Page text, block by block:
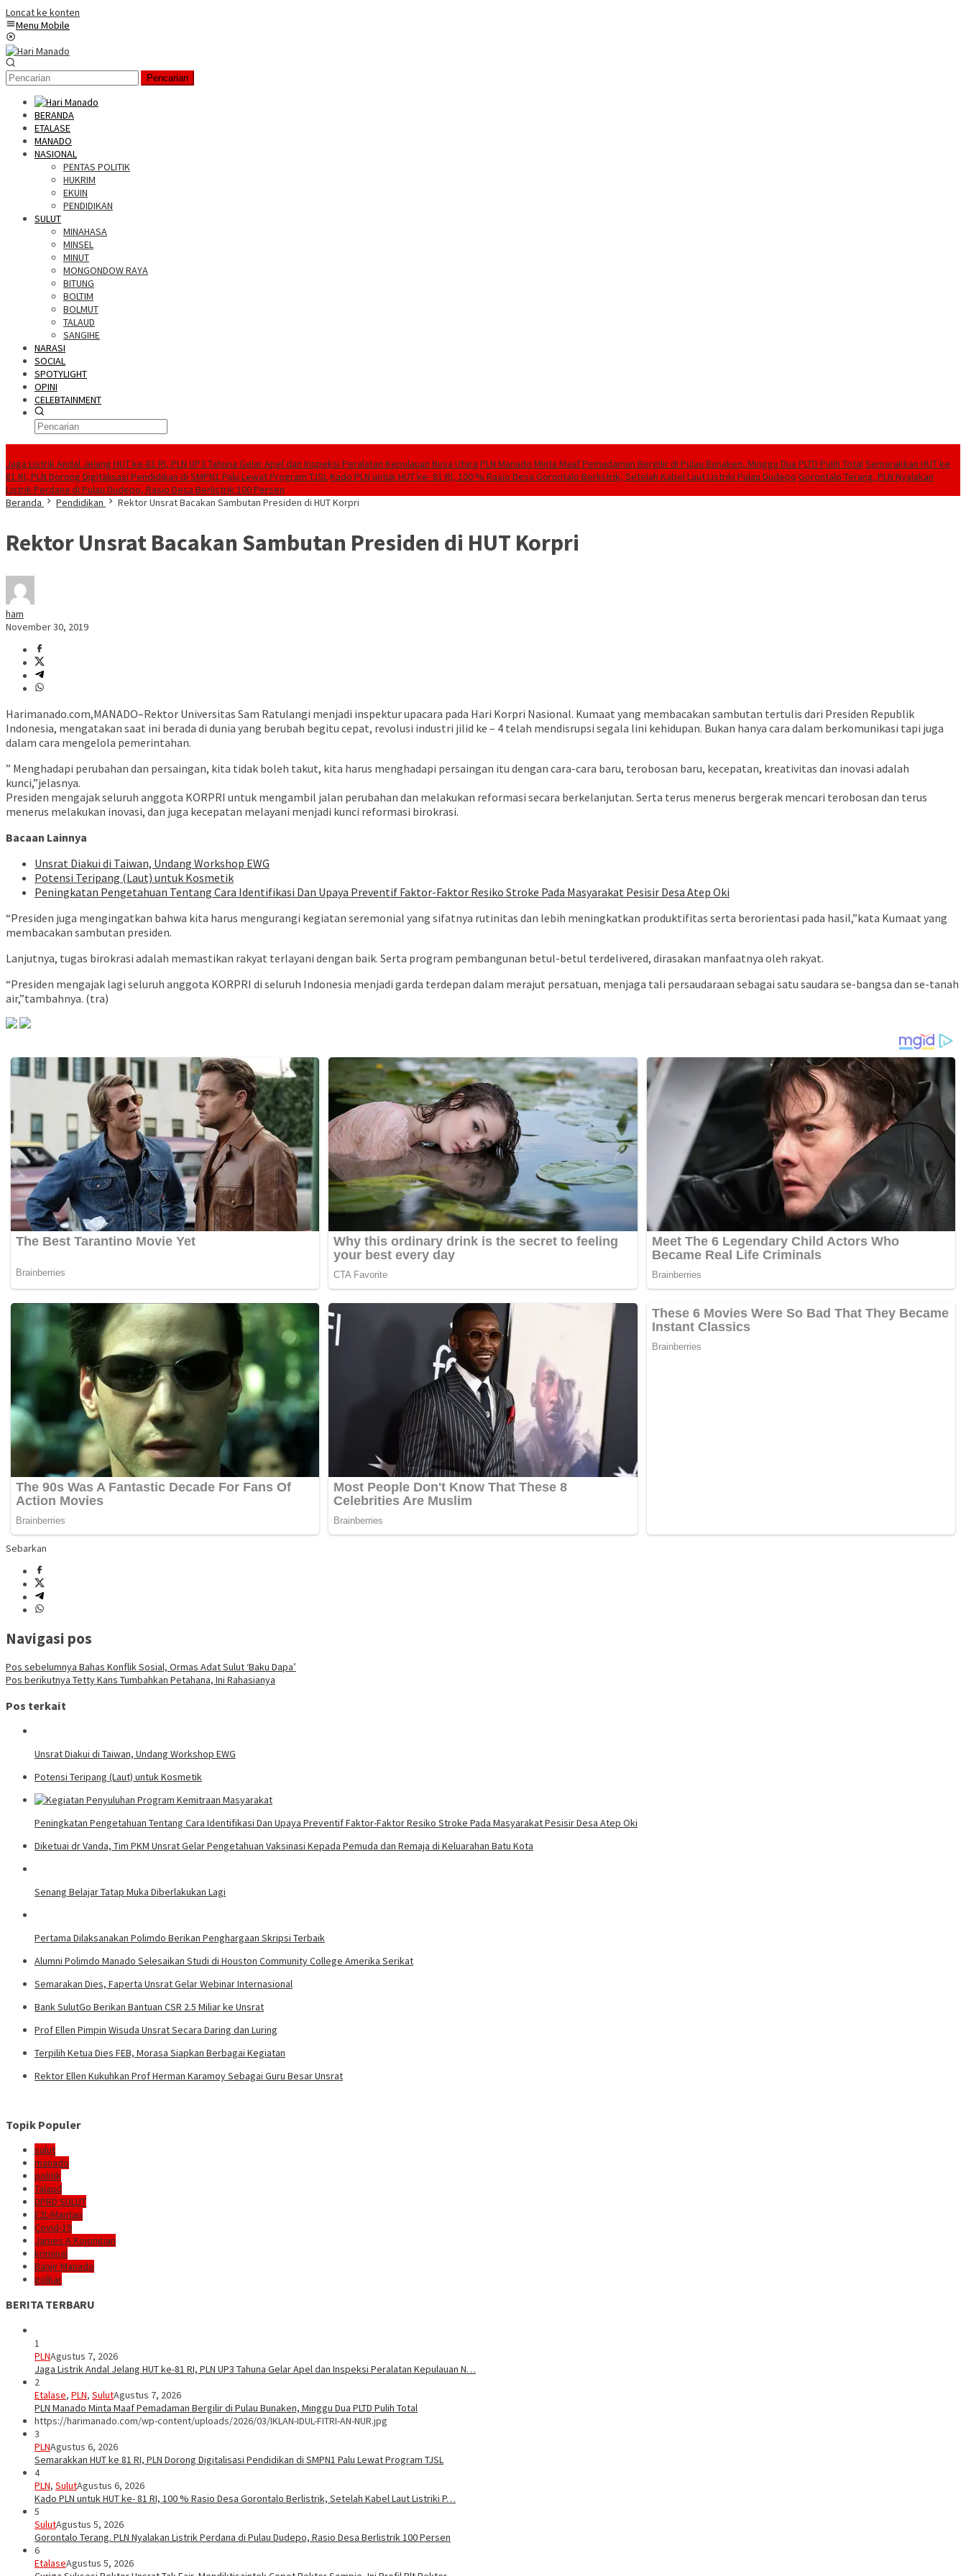
Loncat ke konten
Menu Mobile
Pencarian
BERANDA
ETALASE
MANADO
NASIONAL
PENTAS POLITIK
HUKRIM
EKUIN
PENDIDIKAN
SULUT
MINAHASA
MINSEL
MINUT
MONGONDOW RAYA
BITUNG
BOLTIM
BOLMUT
TALAUD
SANGIHE
NARASI
SOCIAL
SPOTYLIGHT
OPINI
CELEBTAINMENT
Jaga Listrik Andal Jelang HUT ke-81 RI, PLN UP3 Tahuna Gelar Apel dan Inspeksi Peralatan Kepulauan Nusa Utara PLN Manado Minta Maaf Pemadaman Bergilir di Pulau Bunaken, Minggu Dua PLTD Pulih TotalSemarakkan HUT ke
81 RI, PLN Dorong Digitalisasi Pendidikan di SMPN1 Palu Lewat Program TJSLKado PLN untuk HUT ke- 81 RI, 100 % Rasio Desa Gorontalo Berlistrik, Setelah Kabel Laut Listriki Pulau Dudepo Gorontalo Terang. PLN Nyalakan
Listrik Perdana di Pulau Dudepo, Rasio Desa Berlistrik 100 Persen
Beranda
Pendidikan Rektor Unsrat Bacakan Sambutan Presiden di HUT Korpri
Rektor Unsrat Bacakan Sambutan Presiden di HUT Korpri
ham
November 30, 2019
Harimanado.com,MANADO–Rektor Universitas Sam Ratulangi menjadi inspektur upacara pada Hari Korpri Nasional. Kumaat yang membacakan sambutan tertulis dari Presiden Republik
Indonesia, mengatakan saat ini berada di dunia yang berubah begitu cepat, revolusi industri jilid ke – 4 telah mendisrupsi segala lini kehidupan. Bukan hanya cara dalam berkomunikasi tapi juga
dalam cara mengelola pemerintahan.
” Menghadapi perubahan dan persaingan, kita tidak boleh takut, kita harus menghadapi persaingan itu dengan cara-cara baru, terobosan baru, kecepatan, kreativitas dan inovasi adalah
kunci,”jelasnya.
Presiden mengajak seluruh anggota KORPRI untuk mengambil jalan perubahan dan melakukan reformasi secara berkelanjutan. Serta terus menerus bergerak mencari terobosan dan terus
menerus melakukan inovasi, dan juga kecepatan melayani menjadi kunci reformasi birokrasi.
Bacaan Lainnya
Unsrat Diakui di Taiwan, Undang Workshop EWG
Potensi Teripang (Laut) untuk Kosmetik
Peningkatan Pengetahuan Tentang Cara Identifikasi Dan Upaya Preventif Faktor-Faktor Resiko Stroke Pada Masyarakat Pesisir Desa Atep Oki
“Presiden juga mengingatkan bahwa kita harus mengurangi kegiatan seremonial yang sifatnya rutinitas dan lebih meningkatkan produktifitas serta berorientasi pada hasil,”kata Kumaat yang
membacakan sambutan presiden.
Lanjutnya, tugas birokrasi adalah memastikan rakyat terlayani dengan baik. Serta program pembangunan betul-betul terdelivered, dirasakan manfaatnya oleh rakyat.
“Presiden mengajak lagi seluruh anggota KORPRI di seluruh Indonesia menjadi garda terdepan dalam merajut persatuan, menjaga tali persaudaraan sebagai satu saudara se-bangsa dan se-tanah
air,”tambahnya. (tra)
Sebarkan
Navigasi pos
Pos sebelumnya Bahas Konflik Sosial, Ormas Adat Sulut ‘Baku Dapa’
Pos berikutnya Tetty Kans Tumbahkan Petahana, Ini Rahasianya
Pos terkait
Unsrat Diakui di Taiwan, Undang Workshop EWG
Potensi Teripang (Laut) untuk Kosmetik
Peningkatan Pengetahuan Tentang Cara Identifikasi Dan Upaya Preventif Faktor-Faktor Resiko Stroke Pada Masyarakat Pesisir Desa Atep Oki
Diketuai dr Vanda, Tim PKM Unsrat Gelar Pengetahuan Vaksinasi Kepada Pemuda dan Remaja di Keluarahan Batu Kota
Senang Belajar Tatap Muka Diberlakukan Lagi
Pertama Dilaksanakan Polimdo Berikan Penghargaan Skripsi Terbaik
Alumni Polimdo Manado Selesaikan Studi di Houston Community College Amerika Serikat
Semarakan Dies, Faperta Unsrat Gelar Webinar Internasional
Bank SulutGo Berikan Bantuan CSR 2.5 Miliar ke Unsrat
Prof Ellen Pimpin Wisuda Unsrat Secara Daring dan Luring
Terpilih Ketua Dies FEB, Morasa Siapkan Berbagai Kegiatan
Rektor Ellen Kukuhkan Prof Herman Karamoy Sebagai Guru Besar Unsrat
Topik Populer
sulut
manado
politik
Talaud
DPRD SULUT
E2L-Mantap
Covid-19
James A Kojongian
kriminal
Banjir Manado
golkar
BERITA TERBARU
1
PLNAgustus 7, 2026
Jaga Listrik Andal Jelang HUT ke-81 RI, PLN UP3 Tahuna Gelar Apel dan Inspeksi Peralatan Kepulauan N…
2
Etalase, PLN, SulutAgustus 7, 2026
PLN Manado Minta Maaf Pemadaman Bergilir di Pulau Bunaken, Minggu Dua PLTD Pulih Total
https://harimanado.com/wp-content/uploads/2026/03/IKLAN-IDUL-FITRI-AN-NUR.jpg
3
PLNAgustus 6, 2026
Semarakkan HUT ke 81 RI, PLN Dorong Digitalisasi Pendidikan di SMPN1 Palu Lewat Program TJSL
4
PLN, SulutAgustus 6, 2026
Kado PLN untuk HUT ke- 81 RI, 100 % Rasio Desa Gorontalo Berlistrik, Setelah Kabel Laut Listriki P…
5
SulutAgustus 5, 2026
Gorontalo Terang. PLN Nyalakan Listrik Perdana di Pulau Dudepo, Rasio Desa Berlistrik 100 Persen
6
EtalaseAgustus 5, 2026